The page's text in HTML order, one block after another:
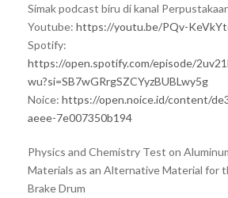
Simak podcast biru di kanal
Youtube: https://youtu.be/PQv-
Spotify:
https://open.spotify.com/episode/
wu?si=SB7wGRrgSZCYyzBUBLwy5g
Noice: https://open.noice.id/content/
aeee-7e007350b194
Physics and Chemistry Test on
Materials as an Alternative Material for
Brake Drum